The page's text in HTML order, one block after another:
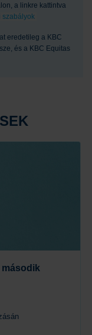
a linkre kattintva
szabályok
eredetileg a KBC
és a KBC Equitas
második